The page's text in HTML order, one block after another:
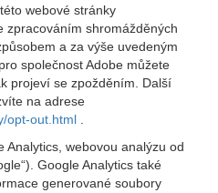
webové stránky
zpracováním shromážděných
a za výše uvedeným
společnost Adobe můžete
projeví se zpožděním. Další
na adrese
opt-out.html
Analytics, webovou analýzu od
Google Analytics také
generované soubory